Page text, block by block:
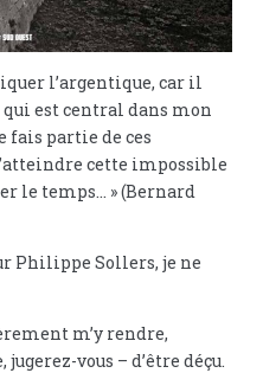
l’argentique, car il
est central dans mon
fais partie de ces
cette impossible
le temps… » (Bernard
Philippe Sollers, je ne
m’y rendre,
vous – d’être déçu.